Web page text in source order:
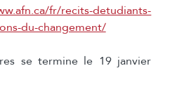
fr/recits-detudiants-
du-changement/
se termine le 19 janvier